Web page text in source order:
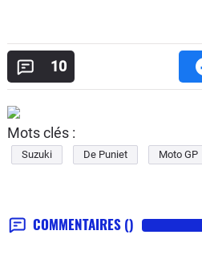
10
Mots clés :
Suzuki De Puniet Moto GP
COMMENTAIRES ()